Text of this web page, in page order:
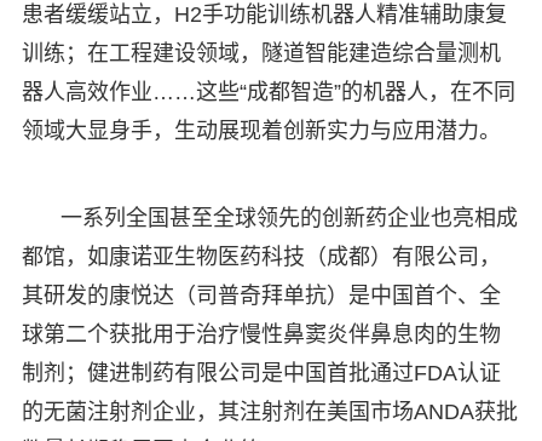
患者缓缓站立，H2手功能训练机器人精准辅助康复
训练；在工程建设领域，隧道智能建造综合量测机
器人高效作业……这些“成都智造”的机器人，在不同
领域大显身手，生动展现着创新实力与应用潜力。
一系列全国甚至全球领先的创新药企业也亮相成
都馆，如康诺亚生物医药科技（成都）有限公司，
其研发的康悦达（司普奇拜单抗）是中国首个、全
球第二个获批用于治疗慢性鼻窦炎伴鼻息肉的生物
制剂；健进制药有限公司是中国首批通过FDA认证
的无菌注射剂企业，其注射剂在美国市场ANDA获批